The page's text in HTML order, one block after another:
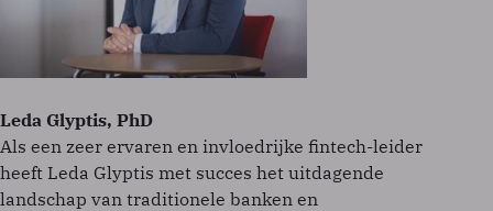
Leda Glyptis, PhD
Als een zeer ervaren en invloedrijke fintech-leider
heeft Leda Glyptis met succes het uitdagende
landschap van traditionele banken en